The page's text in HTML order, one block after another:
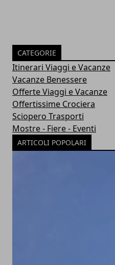
CATEGORIE
Itinerari Viaggi e Vacanze
Vacanze Benessere
Offerte Viaggi e Vacanze
Offertissime Crociera
Sciopero Trasporti
Mostre - Fiere - Eventi
ARTICOLI POPOLARI